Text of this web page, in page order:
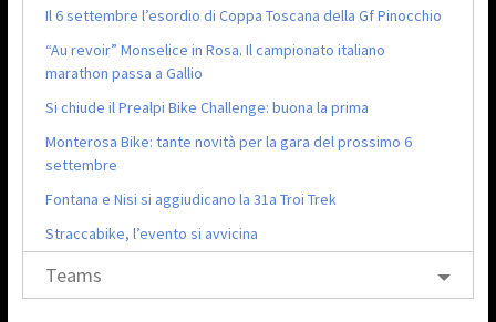
Il 6 settembre l’esordio di Coppa Toscana della Gf Pinocchio
“Au revoir” Monselice in Rosa. Il campionato italiano
marathon passa a Gallio
Si chiude il Prealpi Bike Challenge: buona la prima
Monterosa Bike: tante novità per la gara del prossimo 6
settembre
Fontana e Nisi si aggiudicano la 31a Troi Trek
Straccabike, l’evento si avvicina
Teams